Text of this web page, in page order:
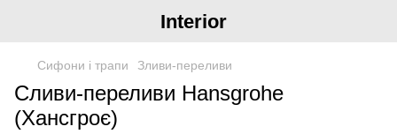
Interior
Сифони і трапи Зливи-переливи
Сливи-переливи Hansgrohe
(Хансгроє)